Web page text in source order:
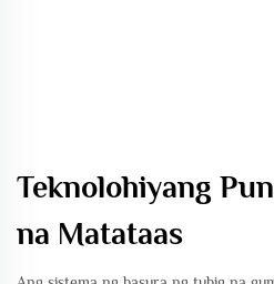
Teknolohiyang
na Matataas